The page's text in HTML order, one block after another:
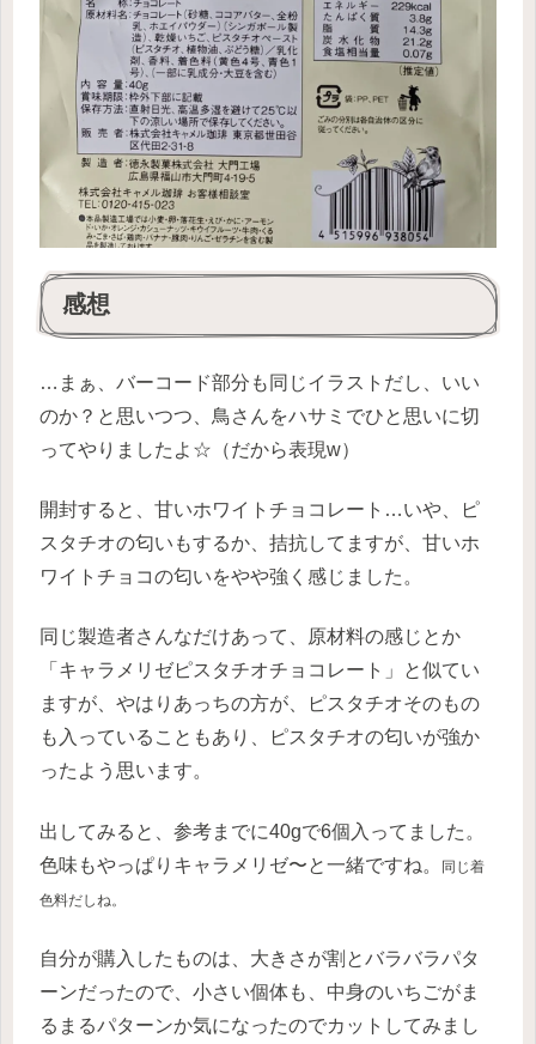
感想
…まぁ、バーコード部分も同じイラストだし、いい
のか？と思いつつ、鳥さんをハサミでひと思いに切
ってやりましたよ☆（だから表現w）
開封すると、甘いホワイトチョコレート…いや、ピ
スタチオの匂いもするか、拮抗してますが、甘いホ
ワイトチョコの匂いをやや強く感じました。
同じ製造者さんなだけあって、原材料の感じとか
「キャラメリゼピスタチオチョコレート」と似てい
ますが、やはりあっちの方が、ピスタチオそのもの
も入っていることもあり、ピスタチオの匂いが強か
ったよう思います。
出してみると、参考までに40gで6個入ってました。
色味もやっぱりキャラメリゼ〜と一緒ですね。
同じ着
色料だしね。
自分が購入したものは、大きさが割とバラバラパタ
ーンだったので、小さい個体も、中身のいちごがま
るまるパターンか気になったのでカットしてみまし